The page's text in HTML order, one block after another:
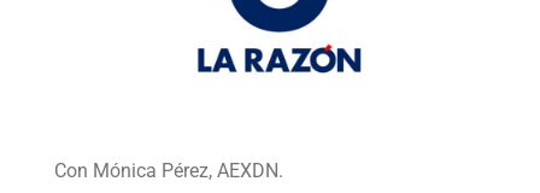
Con Mónica Pérez, AEXDN.